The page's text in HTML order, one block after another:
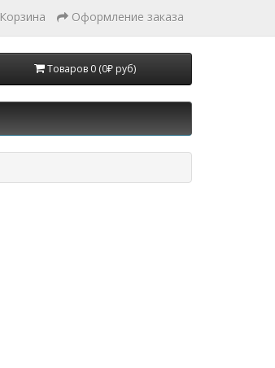
Корзина Оформление заказа
Товаров 0 (0₽ руб)